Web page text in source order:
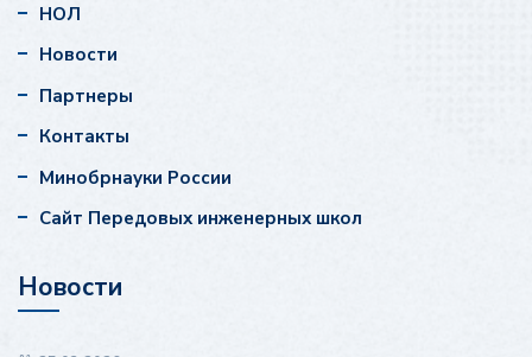
НОЛ
Новости
Партнеры
Контакты
Минобрнауки России
Сайт Передовых инженерных школ
Новости